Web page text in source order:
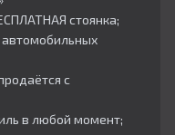
стоянка;
с
в любой момент;